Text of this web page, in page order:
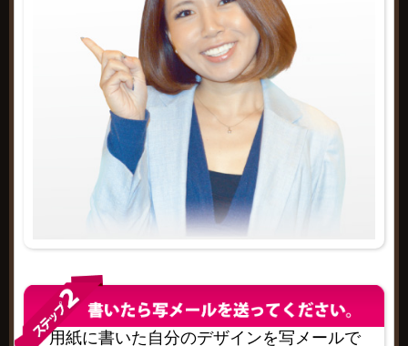
用紙に書いた自分のデザインを写メールで